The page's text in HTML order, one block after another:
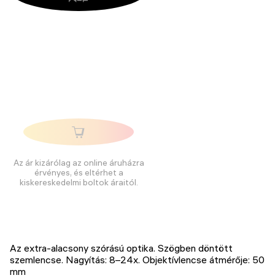
Az ár kizárólag az online áruházra
érvényes, és eltérhet a
kiskereskedelmi boltok áraitól.
Az extra-alacsony szórású optika. Szögben döntött
szemlencse. Nagyítás: 8–24x. Objektívlencse átmérője: 50
mm